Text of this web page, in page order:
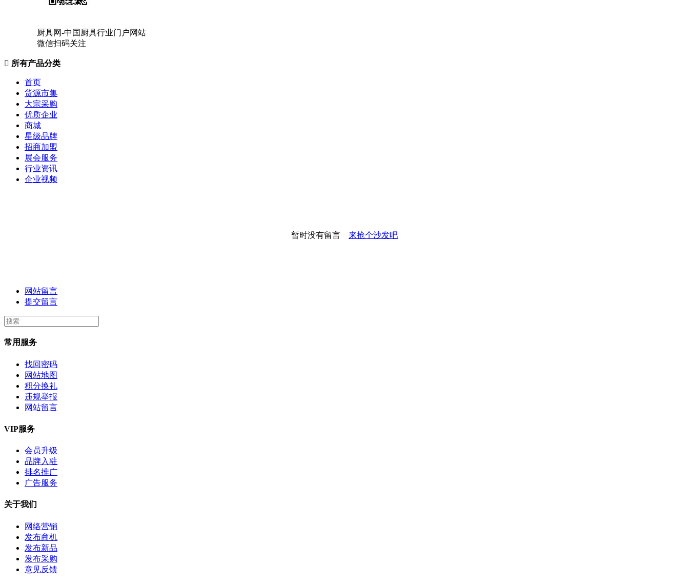
厨具网-中国厨具行业门户网站
微信扫码关注
 所有产品分类
首页
货源市集
大宗采购
优质企业
商城
星级品牌
招商加盟
展会服务
行业资讯
企业视频
暂时没有留言 来抢个沙发吧
网站留言
提交留言
常用服务
找回密码
网站地图
积分换礼
违规举报
网站留言
VIP服务
会员升级
品牌入驻
排名推广
广告服务
关于我们
网络营销
发布商机
发布新品
发布采购
意见反馈